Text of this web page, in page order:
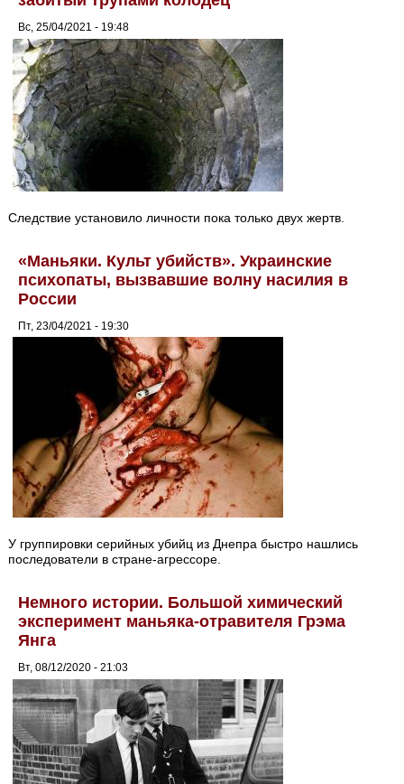
Вс, 25/04/2021 - 19:48
Следствие установило личности пока только двух жертв.
«Маньяки. Культ убийств». Украинские
психопаты, вызвавшие волну насилия в
России
Пт, 23/04/2021 - 19:30
У группировки серийных убийц из Днепра быстро нашлись
последователи в стране-агрессоре.
Немного истории. Большой химический
эксперимент маньяка-отравителя Грэма
Янга
Вт, 08/12/2020 - 21:03